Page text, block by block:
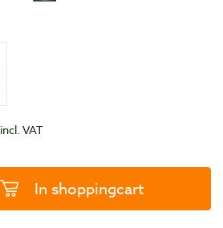
incl. VAT
In shoppingcart